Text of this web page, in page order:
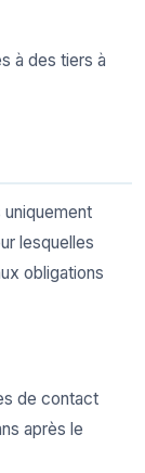
à des tiers à
lesquelles
obligations
de contact
après le